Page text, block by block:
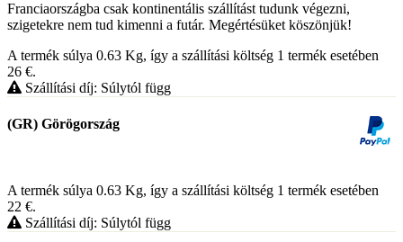
Franciaországba csak kontinentális szállítást tudunk végezni,
szigetekre nem tud kimenni a futár. Megértésüket köszönjük!
A termék súlya 0.63 Kg, így a szállítási költség 1 termék esetében
26 €.
Szállítási díj: Súlytól függ
(GR) Görögország
A termék súlya 0.63 Kg, így a szállítási költség 1 termék esetében
22 €.
Szállítási díj: Súlytól függ